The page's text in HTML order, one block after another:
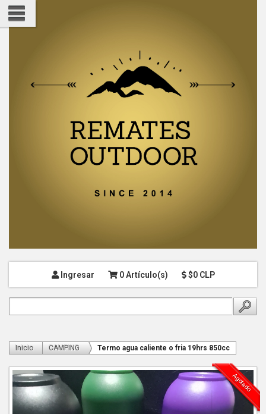
Ingresar 0 Artículo(s) $0 CLP
Inicio CAMPING Termo agua caliente o fria 19hrs 850cc
Agotado